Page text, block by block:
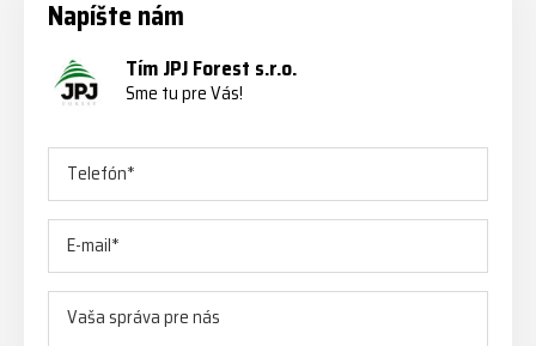
Napíšte nám
Tím JPJ Forest s.r.o.
Sme tu pre Vás!